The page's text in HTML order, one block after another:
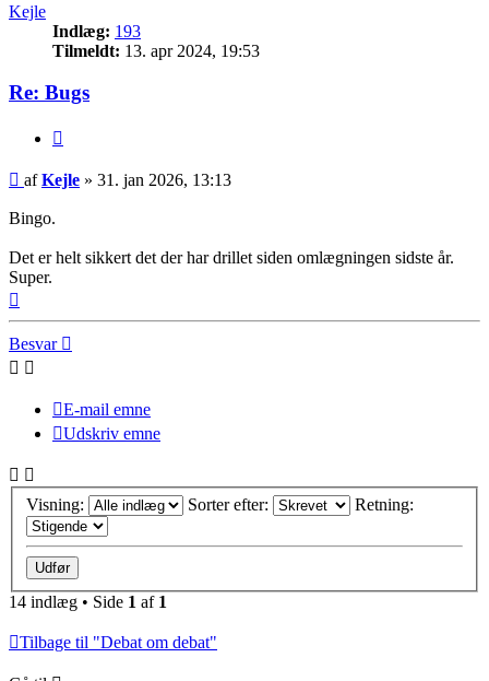
Kejle
Indlæg: 193
Tilmeldt: 13. apr 2024, 19:53
Re: Bugs
Indlæg
afKejle » 31. jan 2026, 13:13
Bingo.
Det er helt sikkert det der har drillet siden omlægningen sidste år.
Super.
Besvar
E-mail emne
Udskriv emne
Visning: Sorter efter: Retning:
14 indlæg • Side 1 af 1
Tilbage til "Debat om debat"